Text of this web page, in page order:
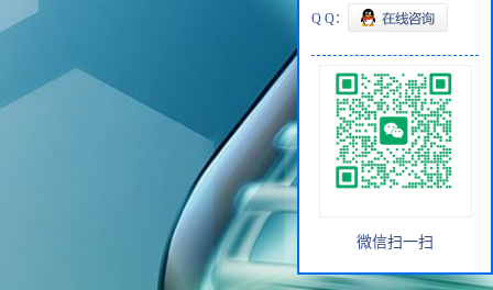
Q Q：
微信扫一扫